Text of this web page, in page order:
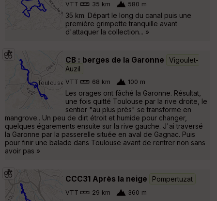
VTT 35 km 580 m
35 km. Départ le long du canal puis une
première grimpette tranquille avant
d'attaquer la collection... »
CB : berges de la Garonne
Vigoulet-
Auzil
VTT 68 km 100 m
Les orages ont fâché la Garonne. Résultat,
une fois quitté Toulouse par la rive droite, le
sentier "au plus près" se transforme en
mangrove.. Un peu de dirt étroit et humide pour changer,
quelques égarements ensuite sur la rive gauche. J'ai traversé
la Garonne par la passerelle située en aval de Gagnac. Puis
pour finir une balade dans Toulouse avant de rentrer non sans
avoir pas »
CCC31 Après la neige Pompertuzat
VTT 29 km 360 m